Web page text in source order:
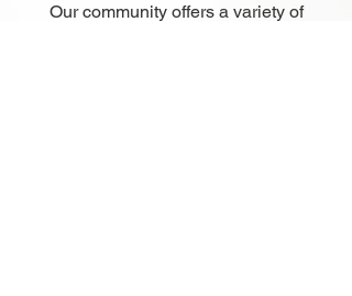
Our community offers a variety of